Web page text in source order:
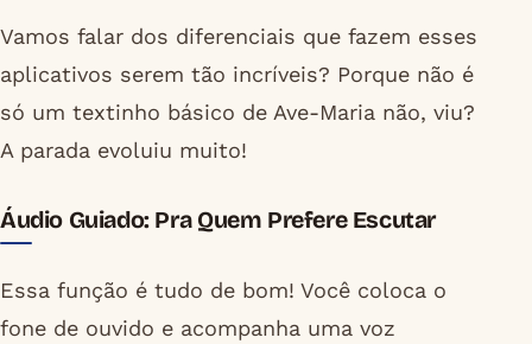
Vamos falar dos diferenciais que fazem esses
aplicativos serem tão incríveis? Porque não é
só um textinho básico de Ave-Maria não, viu?
A parada evoluiu muito!
Áudio Guiado: Pra Quem Prefere Escutar
Essa função é tudo de bom! Você coloca o
fone de ouvido e acompanha uma voz